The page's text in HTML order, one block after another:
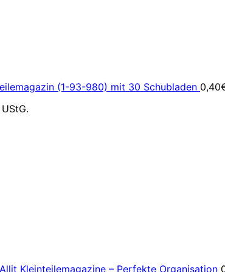
(1-93-980) mit 30 Schubladen 0,40
Kleinteilemagazine – Perfekte Organisation